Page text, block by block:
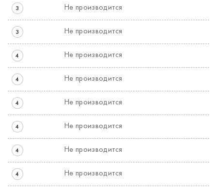
3 Не производится
3 Не производится
4 Не производится
4 Не производится
4 Не производится
4 Не производится
4 Не производится
4 Не производится